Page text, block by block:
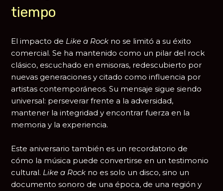
tiempo
El impacto de Like a Rock no se limitó a su éxito
comercial. Se ha mantenido como un pilar del rock
clásico, escuchado en emisoras, redescubierto por
nuevas generaciones y citado como influencia por
artistas contemporáneos. Su mensaje sigue siendo
universal: perseverar frente a la adversidad,
mantener la integridad y encontrar fuerza en la
memoria y la experiencia.
Este aniversario también es un recordatorio de
cómo la música puede convertirse en un testimonio
cultural. Like a Rock no es solo un disco, sino un
documento sonoro de una época, de una región y